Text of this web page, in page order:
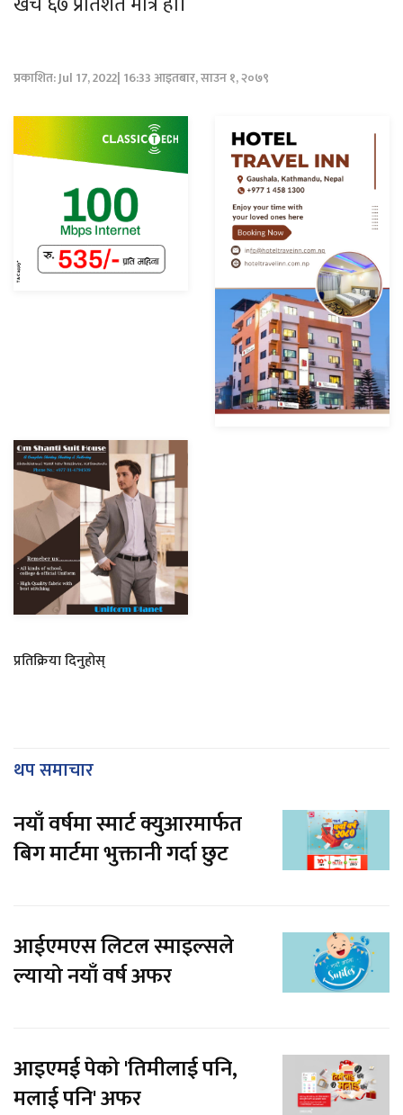
प्रकाशित: Jul 17, 2022| 16:33 आइतबार, साउन १, २०७९
प्रतिक्रिया दिनुहोस्
थप समाचार
नयाँ वर्षमा स्मार्ट क्युआरमार्फत
बिग मार्टमा भुक्तानी गर्दा छुट
आईएमएस लिटल स्माइल्सले
ल्यायो नयाँ वर्ष अफर
आइएमई पेको 'तिमीलाई पनि,
मलाई पनि' अफर